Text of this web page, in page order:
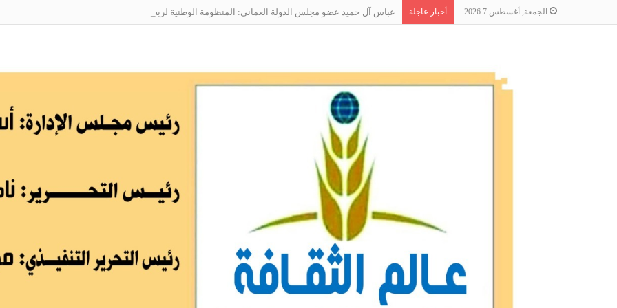
الجمعة, أغسطس 7 2026 أخبار عاجلة عباس آل حميد عضو مجلس الدولة العماني: المنظومة الوطنية لربط التوظيف بالمهارات تعالج البطالة من